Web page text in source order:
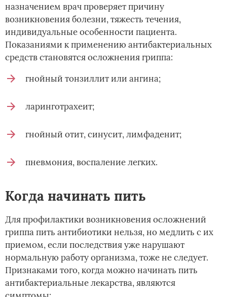
назначением врач проверяет причину
возникновения болезни, тяжесть течения,
индивидуальные особенности пациента.
Показаниями к применению антибактериальных
средств становятся осложнения гриппа:
гнойный тонзиллит или ангина;
ларинготрахеит;
гнойный отит, синусит, лимфаденит;
пневмония, воспаление легких.
Когда начинать пить
Для профилактики возникновения осложнений
гриппа пить антибиотики нельзя, но медлить с их
приемом, если последствия уже нарушают
нормальную работу организма, тоже не следует.
Признаками того, когда можно начинать пить
антибактериальные лекарства, являются